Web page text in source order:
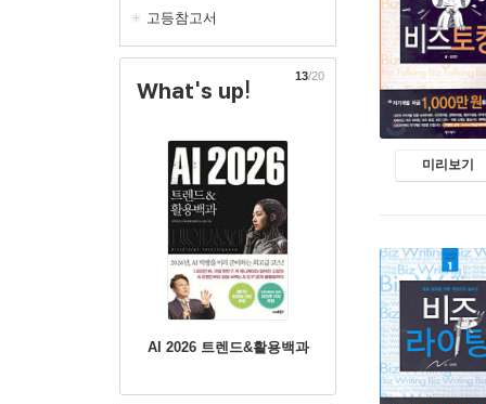
고등참고서
What's up!
AI 2026 트렌드&활용백과
13/20
미리보기